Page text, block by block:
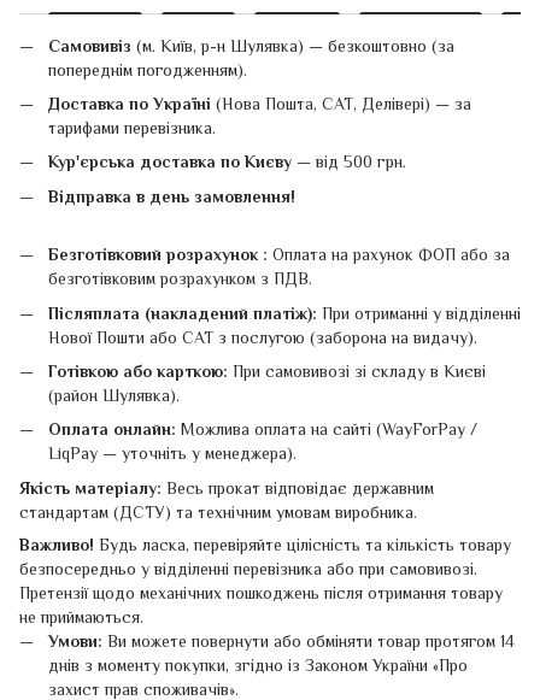
Самовивіз (м. Київ, р-н Шулявка) — безкоштовно (за
попереднім погодженням).
Доставка по Україні (Нова Пошта, САТ, Делівері) — за
тарифами перевізника.
Кур'єрська доставка по Києву — від 500 грн.
Відправка в день замовлення!
Безготівковий розрахунок : Оплата на рахунок ФОП або за
безготівковим розрахунком з ПДВ.
Післяплата (накладений платіж): При отриманні у відділенні
Нової Пошти або САТ з послугою (заборона на видачу).
Готівкою або карткою: При самовивозі зі складу в Києві
(район Шулявка).
Оплата онлайн: Можлива оплата на сайті (WayForPay /
LiqPay — уточніть у менеджера).
Якість матеріалу: Весь прокат відповідає державним
стандартам (ДСТУ) та технічним умовам виробника.
Важливо! Будь ласка, перевіряйте цілісність та кількість товару
безпосередньо у відділенні перевізника або при самовивозі.
Претензії щодо механічних пошкоджень після отримання товару
не приймаються.
Умови: Ви можете повернути або обміняти товар протягом 14
днів з моменту покупки, згідно із Законом України «Про
захист прав споживачів».